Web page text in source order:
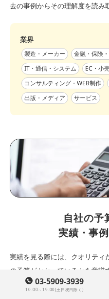
去の事例からその理解度を読み
業界
製造・メーカー 金融・保険
IT・通信・システム
EC・小
コンサルティング・WEB制作
出版・メディア
サービス
自社の予
実績・事
実績を見る際には、クオリティ
の予算がかかっているかを意
とに規模や費用は大きく異な
03-5909-3939
10:00～19:00(土日祝日除く)